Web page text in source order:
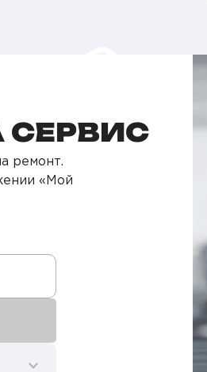
СЕРВИС
ремонт.
«Мой